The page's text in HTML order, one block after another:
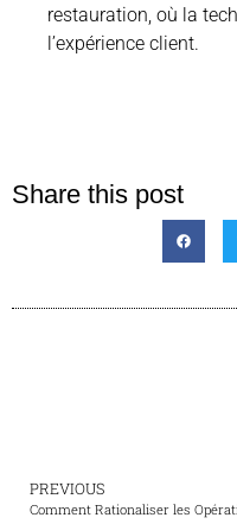
restauration, où la
l’expérience client.
Share this post
PREVIOUS